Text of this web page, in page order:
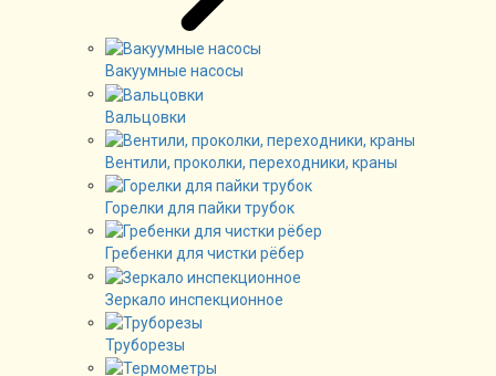
Вакуумные насосы
Вальцовки
Вентили, проколки, переходники, краны
Горелки для пайки трубок
Гребенки для чистки рёбер
Зеркало инспекционное
Труборезы